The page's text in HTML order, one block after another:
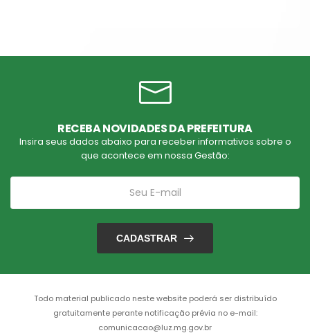
RECEBA NOVIDADES DA PREFEITURA
Insira seus dados abaixo para receber informativos sobre o
que acontece em nossa Gestão:
CADASTRAR
Todo material publicado neste website poderá ser distribuído
gratuitamente perante notificação prévia no e-mail:
comunicacao@luz.mg.gov.br